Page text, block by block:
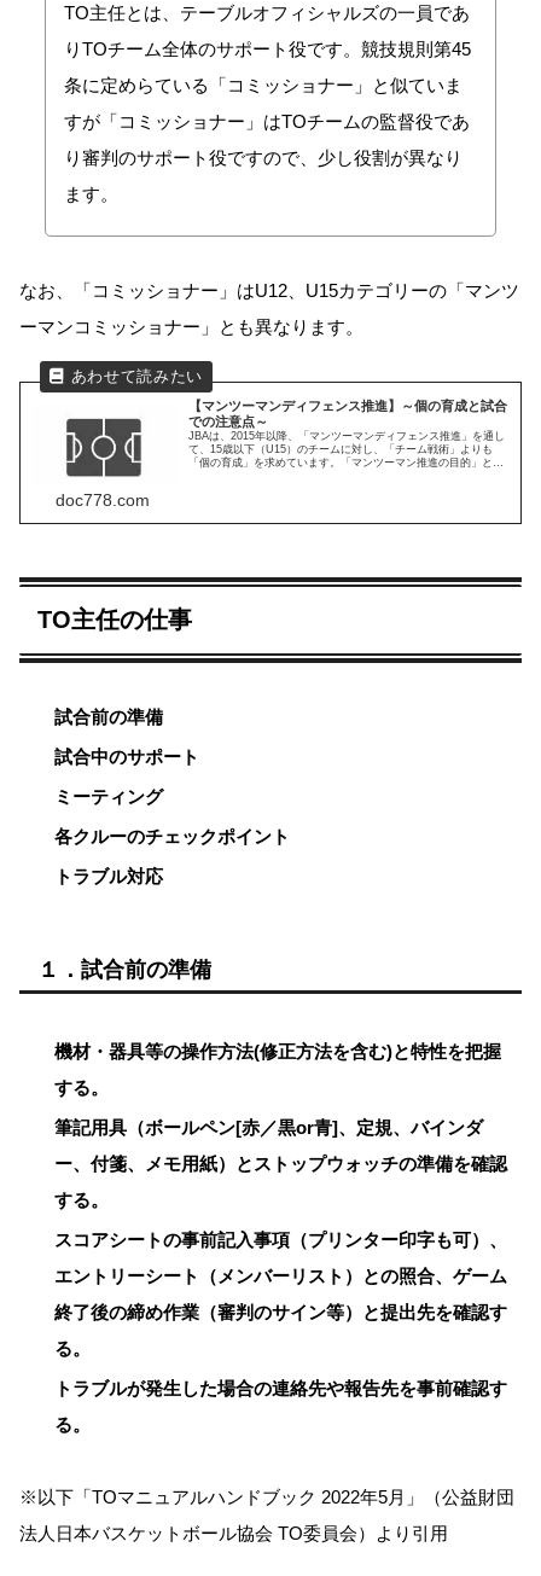
TO主任とは、テーブルオフィシャルズの一員であ
りTOチーム全体のサポート役です。競技規則第45
条に定めらている「コミッショナー」と似ていま
すが「コミッショナー」はTOチームの監督役であ
り審判のサポート役ですので、少し役割が異なり
ます。
なお、「コミッショナー」はU12、U15カテゴリーの「マンツ
ーマンコミッショナー」とも異なります。
【マンツーマンディフェンス推進】～個の育成と試合
での注意点～
JBAは、2015年以降、「マンツーマンディフェンス推進」を通し
て、15歳以下（U15）のチームに対し、「チーム戦術」よりも
「個の育成」を求めています。「マンツーマン推進の目的」と
doc778.com
TO主任の仕事
試合前の準備
試合中のサポート
ミーティング
各クルーのチェックポイント
トラブル対応
１．試合前の準備
機材・器具等の操作方法(修正方法を含む)と特性を把握
する。
筆記用具（ボールペン[赤／黒or青]、定規、バインダ
ー、付箋、メモ用紙）とストップウォッチの準備を確認
する。
スコアシートの事前記入事項（プリンター印字も可）、
エントリーシート（メンバーリスト）との照合、ゲーム
終了後の締め作業（審判のサイン等）と提出先を確認す
る。
トラブルが発生した場合の連絡先や報告先を事前確認す
る。
※以下 TOマニュアルハンドブック 2022年5月
（公益財団
法人日本バスケットボール協会 TO委員会）より引用